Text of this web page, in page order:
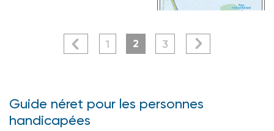
1 2 3
Guide néret pour les personnes
handicapées